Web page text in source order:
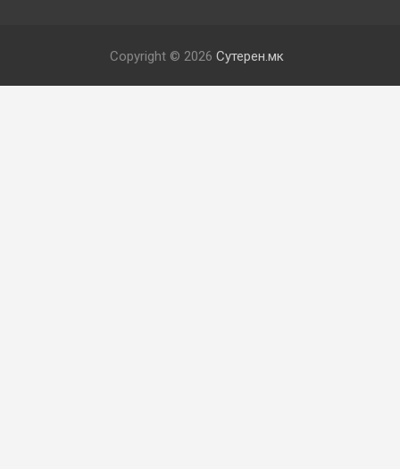
Copyright © 2026 Сутерен.мк